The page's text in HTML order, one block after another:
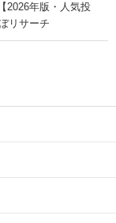
2026年版・人気投
リサーチ